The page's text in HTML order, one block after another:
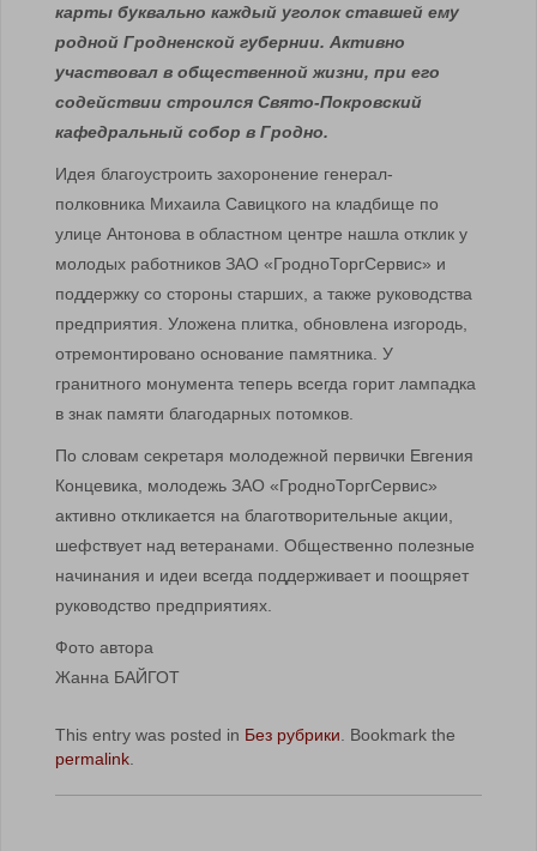
карты буквально каждый уголок ставшей ему
родной Гродненской губернии. Активно
участвовал в общественной жизни, при его
содействии строился Свято-Покровский
кафедральный собор в Гродно.
Идея благоустроить захоронение генерал-
полковника Михаила Савицкого на кладбище по
улице Антонова в областном центре нашла отклик у
молодых работников ЗАО «ГродноТоргСервис» и
поддержку со стороны старших, а также руководства
предприятия. Уложена плитка, обновлена изгородь,
отремонтировано основание памятника. У
гранитного монумента теперь всегда горит лампадка
в знак памяти благодарных потомков.
По словам секретаря молодежной первички Евгения
Концевика, молодежь ЗАО «ГродноТоргСервис»
активно откликается на благотворительные акции,
шефствует над ветеранами. Общественно полезные
начинания и идеи всегда поддерживает и поощряет
руководство предприятиях.
Фото автора
Жанна БАЙГОТ
This entry was posted in Без рубрики . Bookmark the
permalink